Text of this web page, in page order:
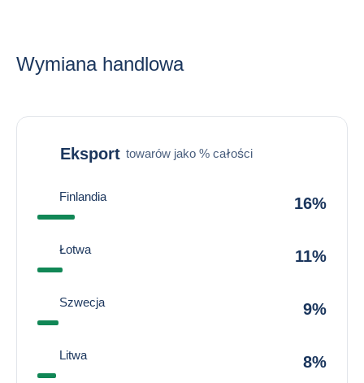
Wymiana handlowa
Eksport towarów jako % całości
Finlandia 16%
Łotwa 11%
Szwecja 9%
Litwa 8%